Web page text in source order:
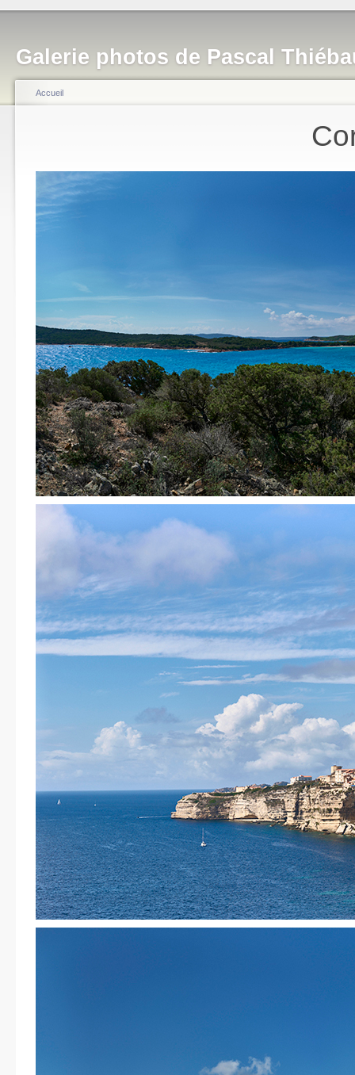
Galerie photos de Pascal
Accueil